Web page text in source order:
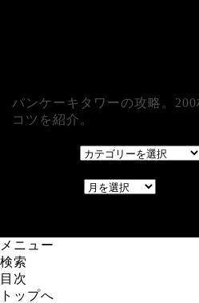
パンケーキタワーの攻略。
コツを紹介。
メニュー
検索
目次
トップへ